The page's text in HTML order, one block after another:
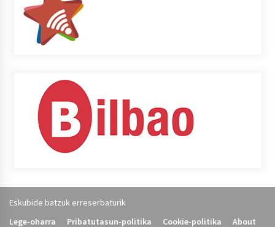
Eskubide batzuk erreserbaturik
Lege-oharra
Pribatutasun-politika Cookie-politika About